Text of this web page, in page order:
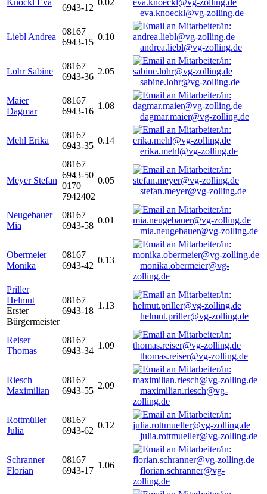
Knöckl Eva
6943-12
0.02
eva.knoeckl@vg-zolling.de
Liebl Andrea
08167
6943-15
0.10
andrea.liebl@vg-zolling.de
Lohr Sabine
08167
6943-36
2.05
sabine.lohr@vg-zolling.de
Maier
Dagmar
08167
6943-16
1.08
dagmar.maier@vg-zolling.de
Mehl Erika
08167
6943-35
0.14
erika.mehl@vg-zolling.de
Meyer Stefan
08167
6943-50
0170
7942402
0.05
stefan.meyer@vg-zolling.de
Neugebauer
Mia
08167
6943-58
0.01
mia.neugebauer@vg-zolling.de
Obermeier
Monika
08167
6943-42
0.13
monika.obermeier@vg-
zolling.de
Priller
Helmut
Erster
Bürgermeister
08167
6943-18
1.13
helmut.priller@vg-zolling.de
Reiser
Thomas
08167
6943-34
1.09
thomas.reiser@vg-zolling.de
Riesch
Maximilian
08167
6943-55
2.09
maximilian.riesch@vg-
zolling.de
Rottmüller
Julia
08167
6943-62
0.12
julia.rottmueller@vg-zolling.de
Schranner
Florian
08167
6943-17
1.06
florian.schranner@vg-
zolling.de